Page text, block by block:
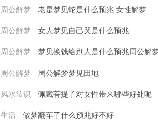
周公解梦
老是梦见蛇是什么预兆 女性解梦
周公解梦
女人梦见自己哭是什么预兆
周公解梦
梦见换钱给别人是什么预兆周公解
周公解梦
周公解梦梦见田地
风水常识
佩戴菩提子对女性带来哪些好处呢
生活
做梦翻车了什么预兆好不好